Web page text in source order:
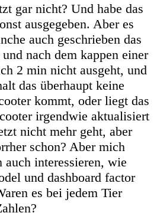
gar nicht? Und habe das
ausgegeben. Aber es
auch geschrieben das
nach dem kappen einer
2 min nicht ausgeht, und
das überhaupt keine
kommt, oder liegt das
irgendwie aktualisiert
nicht mehr geht, aber
schon? Aber mich
auch interessieren, wie
und dashboard factor
es bei jedem Tier